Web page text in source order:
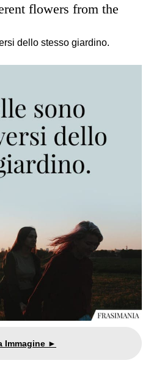
flowers from the
dello stesso giardino.